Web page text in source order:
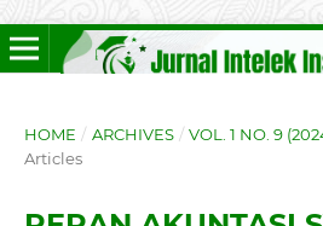
HOME / ARCHIVES / VOL. 1 NO. 9
Articles